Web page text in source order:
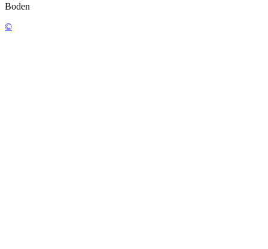
Boden
©